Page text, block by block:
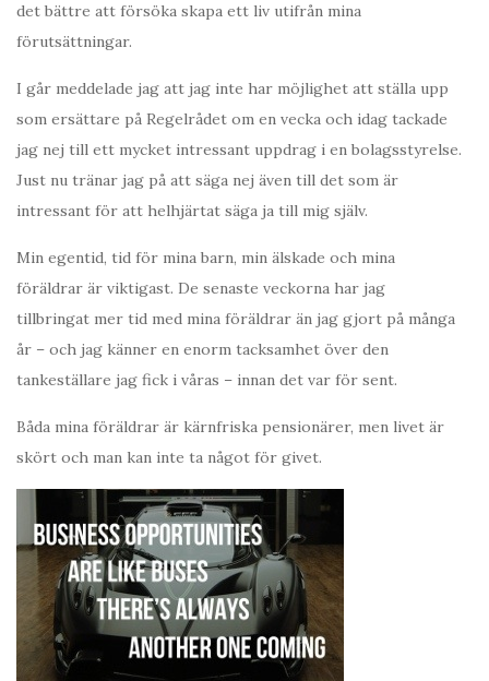
det bättre att försöka skapa ett liv utifrån mina
förutsättningar.
I går meddelade jag att jag inte har möjlighet att ställa upp
som ersättare på Regelrådet om en vecka och idag tackade
jag nej till ett mycket intressant uppdrag i en bolagsstyrelse.
Just nu tränar jag på att säga nej även till det som är
intressant för att helhjärtat säga ja till mig själv.
Min egentid, tid för mina barn, min älskade och mina
föräldrar är viktigast. De senaste veckorna har jag
tillbringat mer tid med mina föräldrar än jag gjort på många
år – och jag känner en enorm tacksamhet över den
tankeställare jag fick i våras – innan det var för sent.
Båda mina föräldrar är kärnfriska pensionärer, men livet är
skört och man kan inte ta något för givet.